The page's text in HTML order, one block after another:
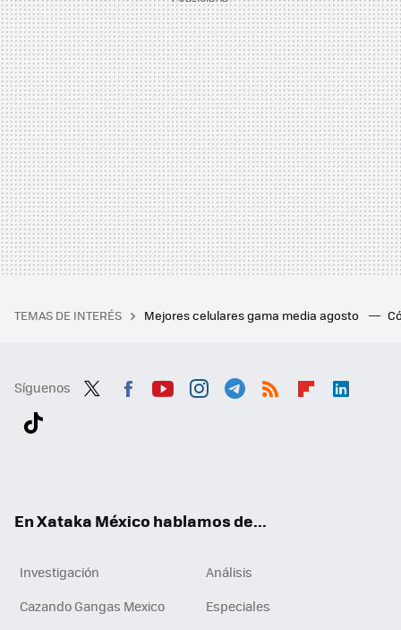
TEMAS DE INTERÉS Mejores celulares gama media agosto
Síguenos
En Xataka México hablamos de...
Investigación
Análisis
Cazando Gangas Mexico
Especiales